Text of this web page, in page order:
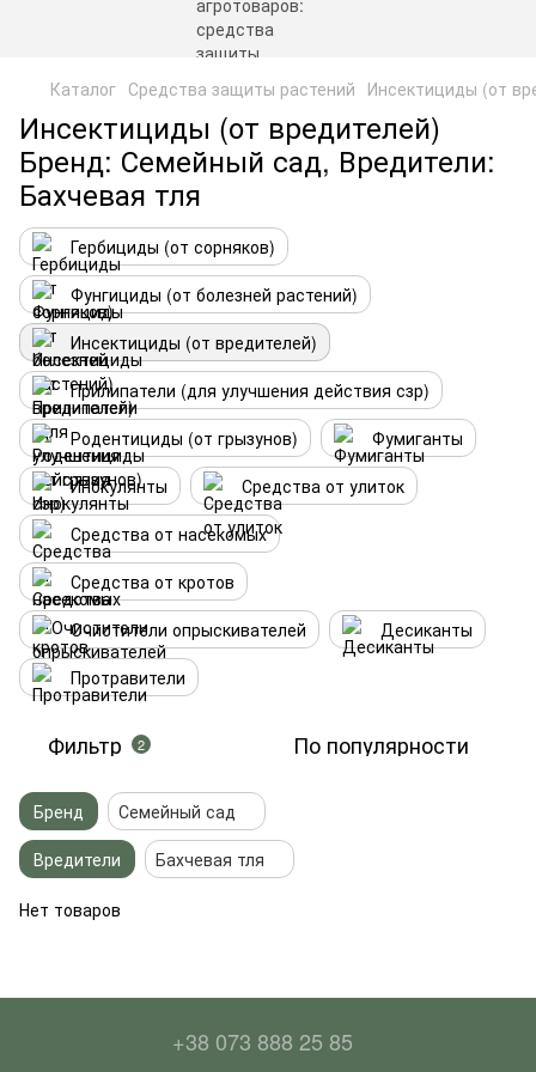
Каталог Средства защиты растений Инсектициды (от
Инсектициды (от вредителей)
Бренд: Семейный сад, Вредители:
Бахчевая тля
Гербициды (от сорняков)
Фунгициды (от болезней растений)
Инсектициды (от вредителей)
Прилипатели (для улучшения действия сзр)
Родентициды (от грызунов)
Фумиганты
Инокулянты
Средства от улиток
Средства от насекомых
Средства от кротов
Очистители опрыскивателей
Десиканты
Протравители
Фильтр 2 По популярности
Бренд
Семейный сад
Вредители
Бахчевая тля
Нет товаров
+38 073 888 25 85